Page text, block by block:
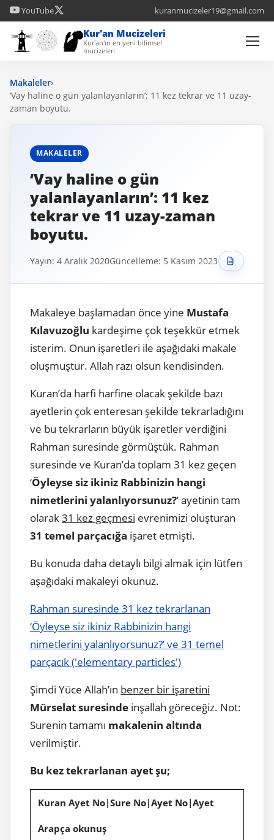
YouTube kuranmucizeler19@gmail.com
Kur'an Mucizeleri
Kur'an'ın en yeni bilimsel
mucizeleri
Makaleler›
‘Vay haline o gün yalanlayanların’: 11 kez tekrar ve 11 uzay-
zaman boyutu.
MAKALELER
‘Vay haline o gün
yalanlayanların’: 11 kez
tekrar ve 11 uzay-zaman
boyutu.
Yayın: 4 Aralık 2020Güncelleme: 5 Kasım 2023
Makaleye başlamadan önce yine Mustafa
Kılavuzoğlu kardeşime çok teşekkür etmek
isterim. Onun işaretleri ile aşağıdaki makale
oluşmuştur. Allah razı olsun kendisinden.
Kuran’da harfi harfine olacak şekilde bazı
ayetlerin çok enteresan şekilde tekrarladığını
ve bu tekrarların büyük işaretler verdiğini
Rahman suresinde görmüştük. Rahman
suresinde ve Kuran’da toplam 31 kez geçen
‘Öyleyse siz ikiniz Rabbinizin hangi
nimetlerini yalanlıyorsunuz?’ ayetinin tam
olarak31 kez geçmesi evrenimizi oluşturan
31 temel parçacığa işaret etmişti.
Bu konuda daha detaylı bilgi almak için lütfen
aşağıdaki makaleyi okunuz.
Rahman suresinde 31 kez tekrarlanan
‘Öyleyse siz ikiniz Rabbinizin hangi
nimetlerini yalanlıyorsunuz?’ ve 31 temel
parçacık ('elementary particles')
Şimdi Yüce Allah’ın benzer bir işaretini
Mürselat suresinde inşallah göreceğiz. Not:
Surenin tamamı makalenin altında
verilmiştir.
Bu kez tekrarlanan ayet şu;
Kuran Ayet No|Sure No|Ayet No|Ayet
Arapça okunuş